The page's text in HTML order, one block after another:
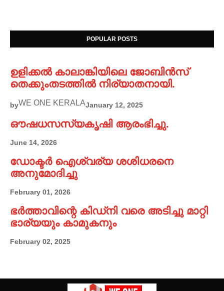
POPULAR POSTS
ഉളിക്കൽ കാലാങ്കിയിലെ ജോബിൻസ്
തെക്കുംതടത്തിൽ നിര്യാതനായി.
byWE ONE KERALAJanuary 12, 2025
ഔഷധസസ്യകൃഷി ആരംഭിച്ചു.
June 14, 2026
ഡോക്ടർ ഐശ്വര്യ ശശിധരനെ
അനുമോദിച്ചു
February 01, 2026
ഭർത്താവിന്റെ കിഡ്നി വരെ അടിച്ചു മാറ്റി
ഭാര്യയും കാമുകനും
February 02, 2025